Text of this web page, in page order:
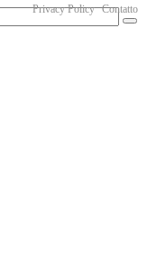
Privacy Policy Contatto